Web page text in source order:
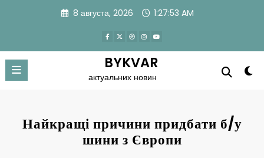
8 августа, 2026 1:27:53 AM
BYKVAR
актуальних новин
Найкращі причини придбати б/у
шини з Європи